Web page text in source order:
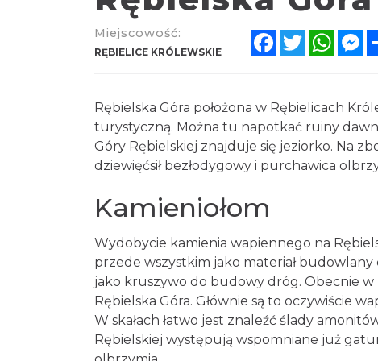
Miejscowość:
RĘBIELICE KRÓLEWSKIE
FacebookTwitter
Rębielska Góra położona w Rębielicach
turystyczną. Można tu napotkać ruiny
Góry Rębielskiej znajduje się jeziorko. Na
dziewięćsił bezłodygowy i purchawica
Kamieniołom
Wydobycie kamienia wapiennego na
przede wszystkim jako materiał
jako kruszywo do budowy dróg. Obecnie w
Rębielska Góra. Głównie są to oczywiście
W skałach łatwo jest znaleźć ślady
Rębielskiej występują wspomniane już